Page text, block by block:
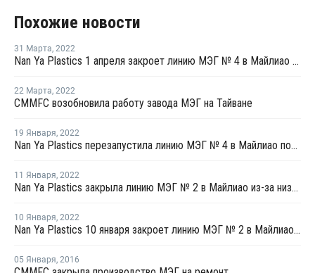
Похожие новости
31 Марта, 2022
Nan Ya Plastics 1 апреля закроет линию МЭГ № 4 в Майлиао для замены оборудования и на фоне низкой маржи
22 Марта, 2022
CMMFC возобновила работу завода МЭГ на Тайване
19 Января, 2022
Nan Ya Plastics перезапустила линию МЭГ № 4 в Майлиао после плановой профилактики
11 Января, 2022
Nan Ya Plastics закрыла линию МЭГ № 2 в Майлиао из-за низкой маржи
10 Января, 2022
Nan Ya Plastics 10 января закроет линию МЭГ № 2 в Майлиао на фоне низкой маржи
05 Января, 2016